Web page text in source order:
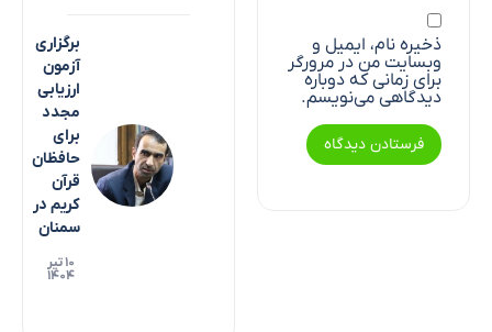
ذخیره نام، ایمیل و
وبسایت من در مرورگر
برای زمانی که دوباره
دیدگاهی می‌نویسم.
برگزاری
آزمون
ارزیابی
مجدد
برای
حافظان
قرآن
کریم در
سمنان
۱۰ تیر
۱۴۰۴